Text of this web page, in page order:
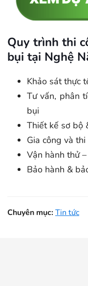
Quy trình thi
bụi tại Nghệ
Khảo sát thực
Tư vấn, phân
bụi
Thiết kế sơ bộ
Gia công và
Vận hành thử
Bảo hành &
Chuyên mục:Tin tức